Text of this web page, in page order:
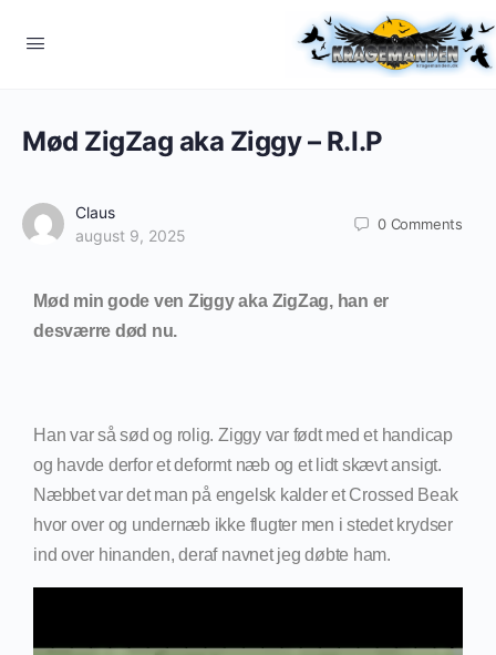
Mød ZigZag aka Ziggy – R.I.P
Claus
august 9, 2025
0 Comments
Mød min gode ven Ziggy aka ZigZag, han er
desværre død nu.
Han var så sød og rolig. Ziggy var født med et handicap
og havde derfor et deformt næb og et lidt skævt ansigt.
Næbbet var det man på engelsk kalder et Crossed Beak
hvor over og undernæb ikke flugter men i stedet krydser
ind over hinanden, deraf navnet jeg døbte ham.